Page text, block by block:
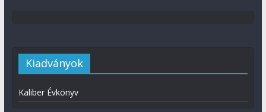
Kiadványok
Kaliber Évkönyv